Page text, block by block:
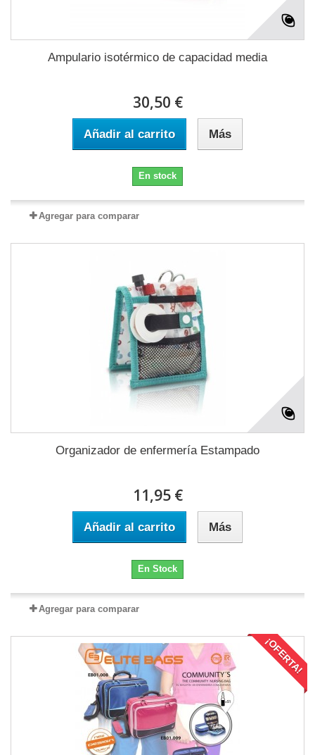
Ampulario isotérmico de capacidad media
30,50 €
Añadir al carrito Más
En stock
Agregar para comparar
Organizador de enfermería Estampado
11,95 €
Añadir al carrito Más
En Stock
Agregar para comparar
¡OFERTA!